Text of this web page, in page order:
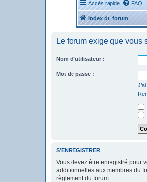
Accès rapide FAQ
Index du forum
Le forum exige que vous
Nom d’utilisateur :
Mot de passe :
S’ENREGISTRER
Vous devez être enregistré pour
additionnelles aux membres du
règlement du forum.